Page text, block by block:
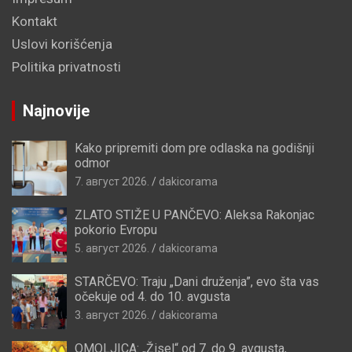
Kontakt
Uslovi korišćenja
Politika privatnosti
Najnovije
Kako pripremiti dom pre odlaska na godišnji
odmor
7. август 2026. dakicorama
ZLATO STIŽE U PANČEVO: Aleksa Rakonjac
pokorio Evropu
5. август 2026. dakicorama
STARČEVO: Traju „Dani druženja”, evo šta vas
očekuje od 4. do 10. avgusta
3. август 2026. dakicorama
OMOLJICA: „Žisel“ od 7. do 9. avgusta,